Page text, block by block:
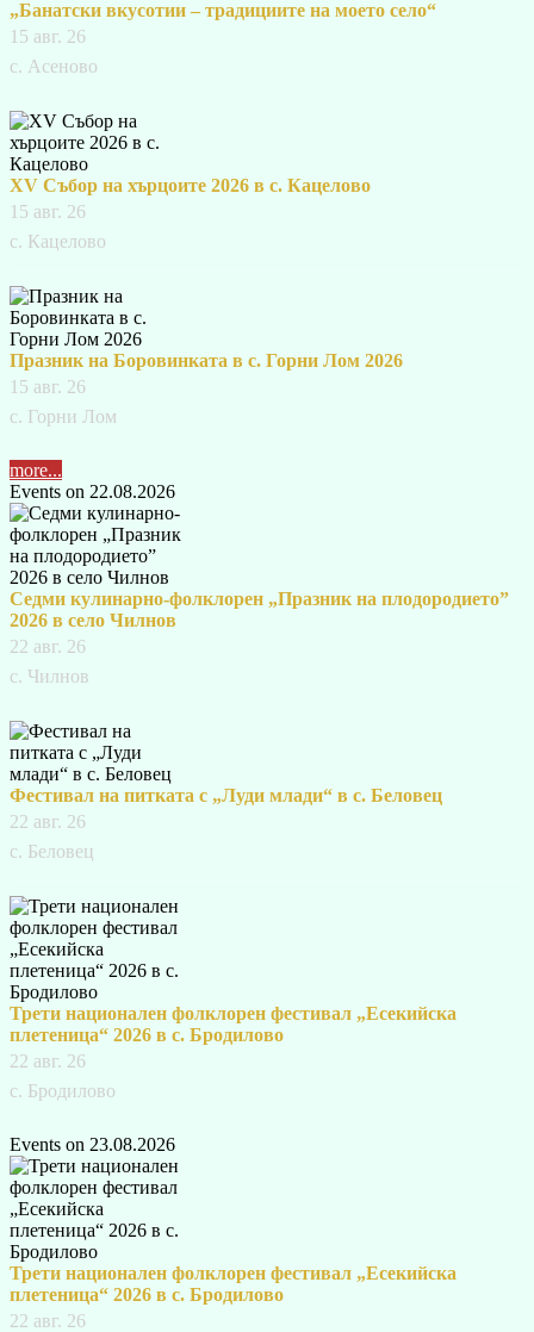
„Банатски вкусотии – традициите на моето село“
15 авг. 26
с. Асеново
XV Събор на хърцоите 2026 в с. Кацелово
15 авг. 26
с. Кацелово
Празник на Боровинката в с. Горни Лом 2026
15 авг. 26
с. Горни Лом
more...
Events on 22.08.2026
Седми кулинарно-фолклорен „Празник на плодородието”
2026 в село Чилнов
22 авг. 26
с. Чилнов
Фестивал на питката с „Луди млади“ в с. Беловец
22 авг. 26
с. Беловец
Трети национален фолклорен фестивал „Есекийска
плетеница“ 2026 в с. Бродилово
22 авг. 26
с. Бродилово
Events on 23.08.2026
Трети национален фолклорен фестивал „Есекийска
плетеница“ 2026 в с. Бродилово
22 авг. 26